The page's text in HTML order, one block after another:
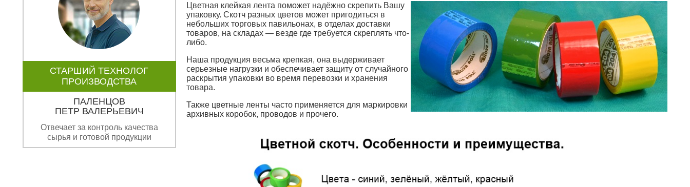
СТАРШИЙ ТЕХНОЛОГ
ПРОИЗВОДСТВА
ПАЛЕНЦОВ
ПЕТР ВАЛЕРЬЕВИЧ
Отвечает за контроль качества
сырья и готовой продукции
Цветная клейкая лента поможет надёжно скрепить Вашу
упаковку. Скотч разных цветов может пригодиться в
небольших торговых павильонах, в отделах доставки
товаров, на складах — везде где требуется скреплять что-
либо.
Наша продукция весьма крепкая, она выдерживает
серьезные нагрузки и обеспечивает защиту от случайного
раскрытия упаковки во время перевозки и хранения
товара.
Также цветные ленты часто применяется для маркировки
архивных коробок, проводов и прочего.